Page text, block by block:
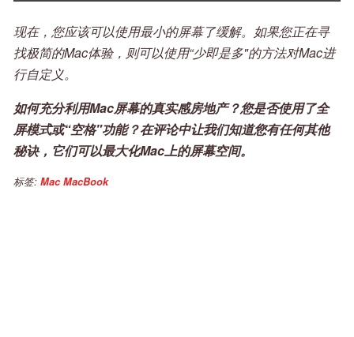
现在，您应该可以使用最小的屏幕了缓解。如果您正在寻
找极简的Mac体验，则可以使用“少即是多"的方法对Mac进
行自定义。
如何充分利用Mac屏幕的真实感房地产？您是否使用了全
屏模式或“空格"功能？在评论中让我们知道您有任何其他
秘诀，它们可以最大化Mac上的屏幕空间。
标签: Mac MacBook